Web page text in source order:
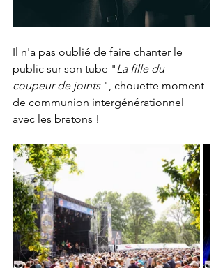
Il n'a pas oublié de faire chanter le
public sur son tube "La fille du
coupeur de joints ", chouette moment
de communion intergénérationnel
avec les bretons !